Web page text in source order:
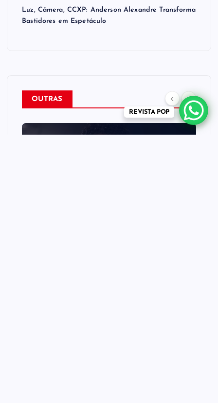
Luz, Câmera, CCXP: Anderson Alexandre Transforma
Bastidores em Espetáculo
OUTRAS
REVISTA POP